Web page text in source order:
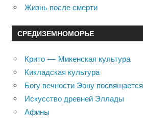
Жизнь после смерти
СРЕДИЗЕМНОМОРЬЕ
Крито — Микенская культура
Кикладская культура
Богу вечности Эону посвящается
Искусство древней Эллады
Афины